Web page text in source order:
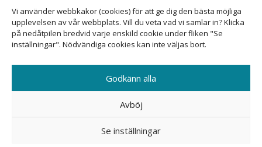
Vi använder webbkakor (cookies) för att ge dig den bästa möjliga
upplevelsen av vår webbplats. Vill du veta vad vi samlar in? Klicka
på nedåtpilen bredvid varje enskild cookie under fliken "Se
inställningar". Nödvändiga cookies kan inte väljas bort.
Godkänn alla
Avböj
Se inställningar
Nationellt kompetenscentrum anhöriga
Sveavägen 155, 113 46 Stockholm
08-690 58 84
info@aldreicentrum.se